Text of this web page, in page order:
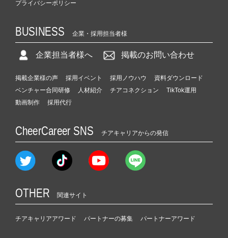
プライバシーポリシー
BUSINESS 企業・採用担当者様
企業担当者様へ 掲載のお問い合わせ
掲載企業様の声 採用イベント 採用ノウハウ
資料ダウンロード
ベンチャー合同研修
人材紹介 チアコネクション
TikTok運用
動画制作
採用代行
CheerCareer SNS チアキャリアからの発信
OTHER 関連サイト
チアキャリアアワード パートナーの募集 パートナーアワード